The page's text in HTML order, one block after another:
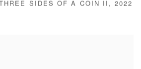
THREE SIDES OF A COIN II ,2022